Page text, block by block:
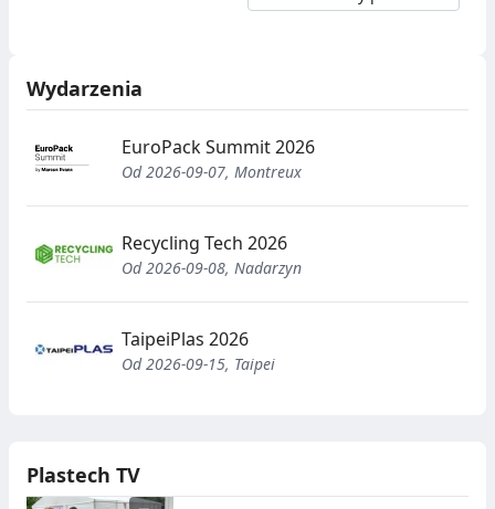
Wydarzenia
EuroPack Summit 2026
Od 2026-09-07, Montreux
Recycling Tech 2026
Od 2026-09-08, Nadarzyn
TaipeiPlas 2026
Od 2026-09-15, Taipei
Plastech TV